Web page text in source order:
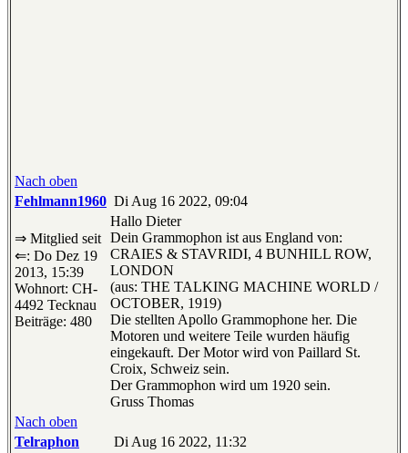
Nach oben
Fehlmann1960 Di Aug 16 2022, 09:04
⇒ Mitglied seit
⇐: Do Dez 19
2013, 15:39
Wohnort: CH-
4492 Tecknau
Beiträge: 480
Hallo Dieter
Dein Grammophon ist aus England von:
CRAIES & STAVRIDI, 4 BUNHILL ROW,
LONDON
(aus: THE TALKING MACHINE WORLD /
OCTOBER, 1919)
Die stellten Apollo Grammophone her. Die
Motoren und weitere Teile wurden häufig
eingekauft. Der Motor wird von Paillard St.
Croix, Schweiz sein.
Der Grammophon wird um 1920 sein.
Gruss Thomas
Nach oben
Telraphon
Di Aug 16 2022, 11:32